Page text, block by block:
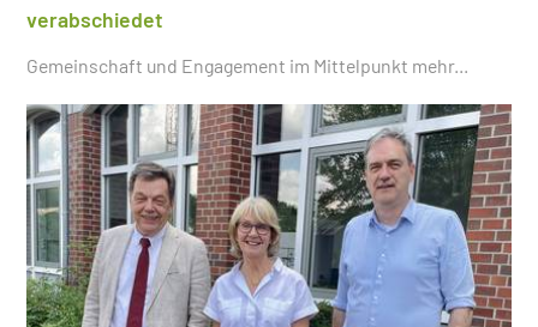
verabschiedet
Gemeinschaft und Engagement im Mittelpunkt mehr...